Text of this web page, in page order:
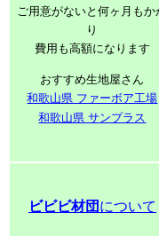
ご用意がないと何ヶ月もか
り
費用も高額になります
おすすめ生地屋さん
和歌山県 ファーボア工場
和歌山県 サンプラス
ビビビ材団 について